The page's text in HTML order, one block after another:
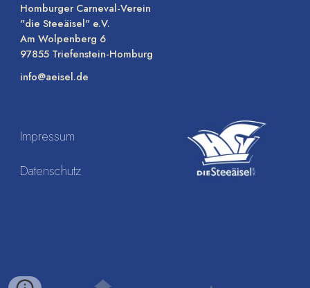
Homburger Carneval-Verein
"die Steeäisel" e.V.
Am Wolpenberg 6
97855 Triefenstein-Homburg
info@aeisel.de
Impressum
Datenschutz